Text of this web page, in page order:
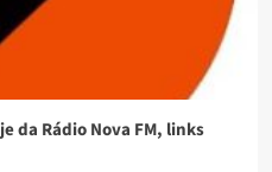
da Rádio Nova FM, links